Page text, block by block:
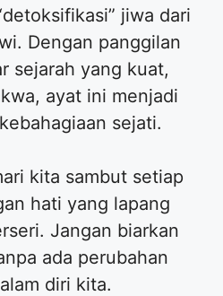
jiwa dari
Dengan panggilan
sejarah yang kuat,
ayat ini menjadi
sejati.
kita sambut setiap
hati yang lapang
Jangan biarkan
ada perubahan
diri kita.